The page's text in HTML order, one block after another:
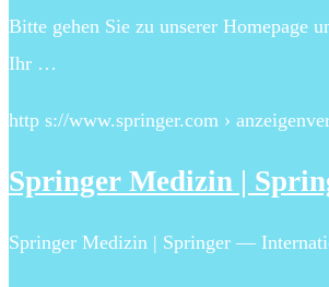
Bitte gehen Sie zu unserer Homepage
Ihr …
http s://www.springer.com ›
Springer Medizin |
Springer Medizin | Springer —